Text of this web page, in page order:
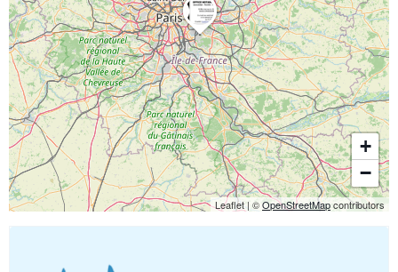
+
−
Leaflet | ©OpenStreetMapcontributors